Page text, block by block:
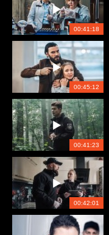
00:41:18
00:45:12
00:41:23
00:42:01